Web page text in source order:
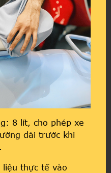
8 lít, cho phép xe
dài trước khi
liệu thực tế vào